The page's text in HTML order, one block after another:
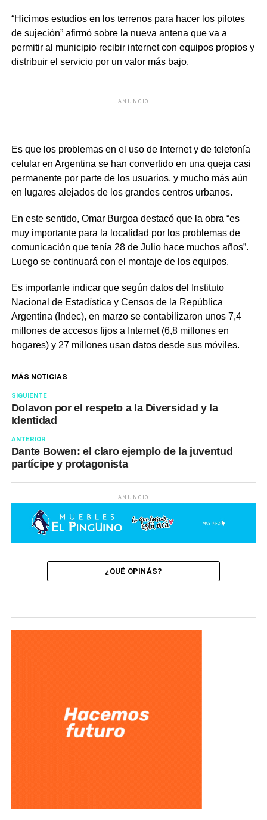
“Hicimos estudios en los terrenos para hacer los pilotes
de sujeción” afirmó sobre la nueva antena que va a
permitir al municipio recibir internet con equipos propios y
distribuir el servicio por un valor más bajo.
ANUNCIO
Es que los problemas en el uso de Internet y de telefonía
celular en Argentina se han convertido en una queja casi
permanente por parte de los usuarios, y mucho más aún
en lugares alejados de los grandes centros urbanos.
En este sentido, Omar Burgoa destacó que la obra “es
muy importante para la localidad por los problemas de
comunicación que tenía 28 de Julio hace muchos años”.
Luego se continuará con el montaje de los equipos.
Es importante indicar que según datos del Instituto
Nacional de Estadística y Censos de la República
Argentina (Indec), en marzo se contabilizaron unos 7,4
millones de accesos fijos a Internet (6,8 millones en
hogares) y 27 millones usan datos desde sus móviles.
MÁS NOTICIAS
SIGUIENTE
Dolavon por el respeto a la Diversidad y la
Identidad
ANTERIOR
Dante Bowen: el claro ejemplo de la juventud
partícipe y protagonista
ANUNCIO
¿QUÉ OPINÁS?